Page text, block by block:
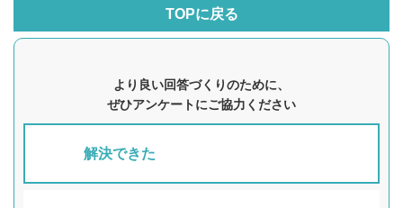
TOPに戻る
より良い回答づくりのために、
ぜひアンケートにご協力ください
解決できた